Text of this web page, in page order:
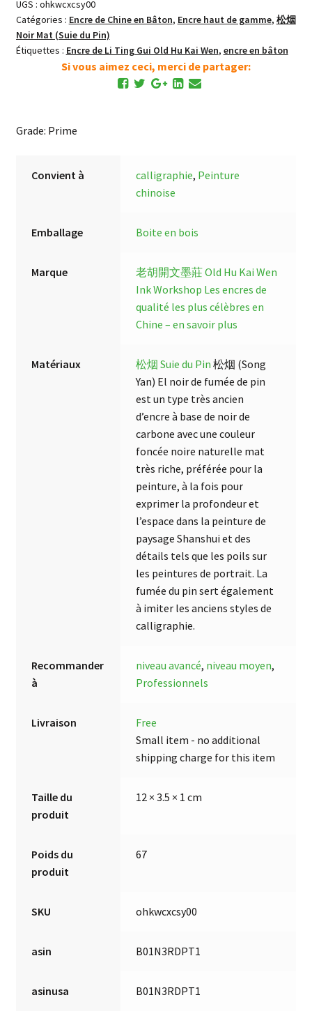
Suie
de
Pin
UGS : ohkwcxcsy00
Catégories : Encre de Chine en Bâton, Encre haut de gamme, 松烟
Noir Mat (Suie du Pin)
Étiquettes : Encre de Li Ting Gui Old Hu Kai Wen, encre en bâton
Si vous aimez ceci, merci de partager:
Grade: Prime
Convient à calligraphie, Peinture
chinoise
Emballage Boite en bois
Marque
老胡開文墨莊 Old Hu Kai Wen
Ink Workshop Les encres de
qualité les plus célèbres en
Chine – en savoir plus
Matériaux 松烟 Suie du Pin 松烟 (Song
Yan) El noir de fumée de pin
est un type très ancien
d’encre à base de noir de
carbone avec une couleur
foncée noire naturelle mat
très riche, préférée pour la
peinture, à la fois pour
exprimer la profondeur et
l’espace dans la peinture de
paysage Shanshui et des
détails tels que les poils sur
les peintures de portrait. La
fumée du pin sert également
à imiter les anciens styles de
calligraphie.
Recommander
à
niveau avancé, niveau moyen,
Professionnels
Livraison
Free
Small item - no additional
shipping charge for this item
Taille du
produit
12 × 3.5 × 1 cm
Poids du
produit
67
SKU ohkwcxcsy00
asin B01N3RDPT1
asinusa B01N3RDPT1